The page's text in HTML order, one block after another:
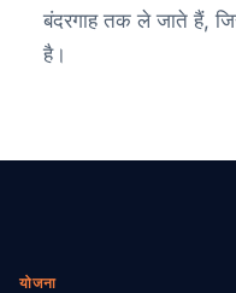
बंदरगाह तक ले जाते हैं,
है।
योजना